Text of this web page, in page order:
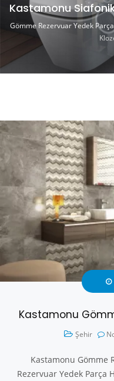
Kastamonu
Gömme Rezervuar Yedek Parça
Kastamonu
Şehir
Kastamonu Gömme
Rezervuar Yedek Parça